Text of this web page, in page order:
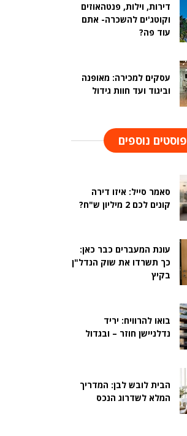
דירות, וילות, פנטהאוזים
וקוטג'ים להשכרה- אתם
עוד פה?
עסקים למכירה: מאופנה
וביגוד ועד חוות גידול
פוסטים נוספים
סאמר סייל: איזו דירה
קונים לכם 2 מיליון ש"ח?
עונת המעברים כבר כאן:
כך תשרדו את שוק הנדל"ן
בקיץ
בואו להרוויח: יריד
נדלניישן חוזר – ובגדול
הבית לובש לבן: המדריך
המלא לשדרוג הנכס